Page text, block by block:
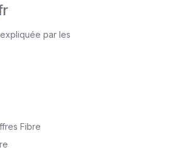
par les
Fibre